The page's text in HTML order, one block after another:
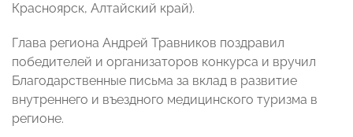
Красноярск, Алтайский край).
Глава региона Андрей Травников поздравил
победителей и организаторов конкурса и вручил
Благодарственные письма за вклад в развитие
внутреннего и въездного медицинского туризма в
регионе.